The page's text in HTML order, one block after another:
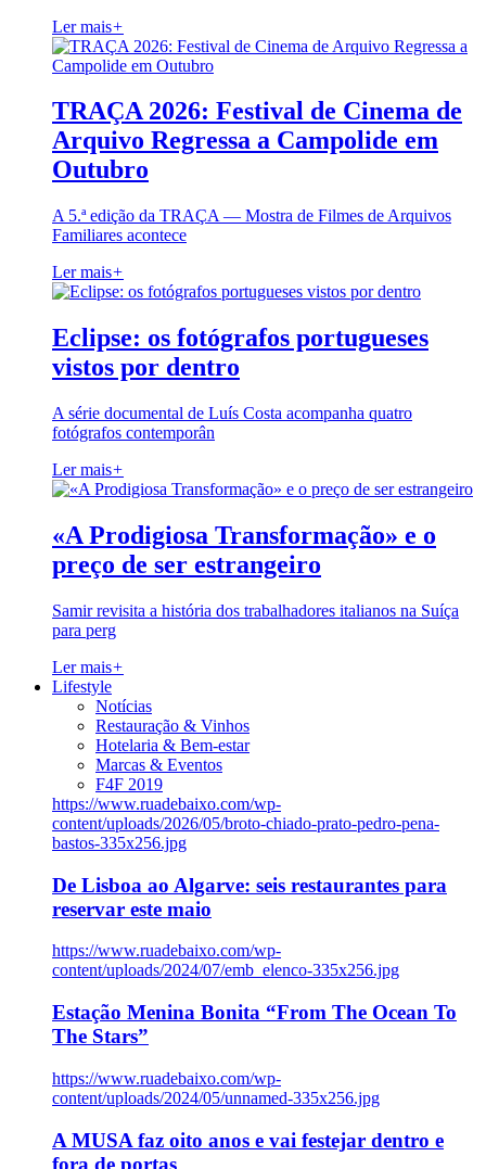
Ler mais+
TRAÇA 2026: Festival de Cinema de
Arquivo Regressa a Campolide em
Outubro
A 5.ª edição da TRAÇA — Mostra de Filmes de Arquivos
Familiares acontece
Ler mais+
Eclipse: os fotógrafos portugueses
vistos por dentro
A série documental de Luís Costa acompanha quatro
fotógrafos contemporân
Ler mais+
«A Prodigiosa Transformação» e o
preço de ser estrangeiro
Samir revisita a história dos trabalhadores italianos na Suíça
para perg
Ler mais+
Lifestyle
Notícias
Restauração & Vinhos
Hotelaria & Bem-estar
Marcas & Eventos
F4F 2019
https://www.ruadebaixo.com/wp-
content/uploads/2026/05/broto-chiado-prato-pedro-pena-
bastos-335x256.jpg
De Lisboa ao Algarve: seis restaurantes para
reservar este maio
https://www.ruadebaixo.com/wp-
content/uploads/2024/07/emb_elenco-335x256.jpg
Estação Menina Bonita “From The Ocean To
The Stars”
https://www.ruadebaixo.com/wp-
content/uploads/2024/05/unnamed-335x256.jpg
A MUSA faz oito anos e vai festejar dentro e
fora de portas